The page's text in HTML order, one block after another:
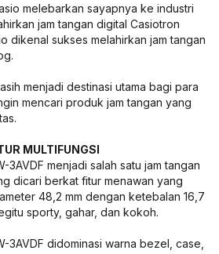
melebarkan sayapnya ke industri
jam tangan digital Casiotron
dikenal sukses melahirkan jam tangan
menjadi destinasi utama bagi para
mencari produk jam tangan yang
MULTIFUNGSI
3AVDF menjadi salah satu jam tangan
dicari berkat fitur menawan yang
48,2 mm dengan ketebalan 16,7
sporty, gahar, dan kokoh.
3AVDF didominasi warna bezel, case,